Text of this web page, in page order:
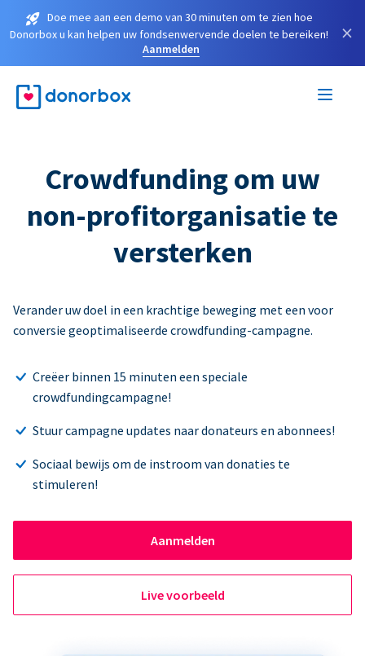
Doe mee aan een demo van 30 minuten om te zien hoe
Donorbox u kan helpen uw fondsenwervende doelen te bereiken!
Aanmelden
×
Crowdfunding om uw
non-profitorganisatie te
versterken
Verander uw doel in een krachtige beweging met een voor
conversie geoptimaliseerde crowdfunding-campagne.
Creëer binnen 15 minuten een speciale
crowdfundingcampagne!
Stuur campagne updates naar donateurs en abonnees!
Sociaal bewijs om de instroom van donaties te
stimuleren!
Aanmelden
Live voorbeeld